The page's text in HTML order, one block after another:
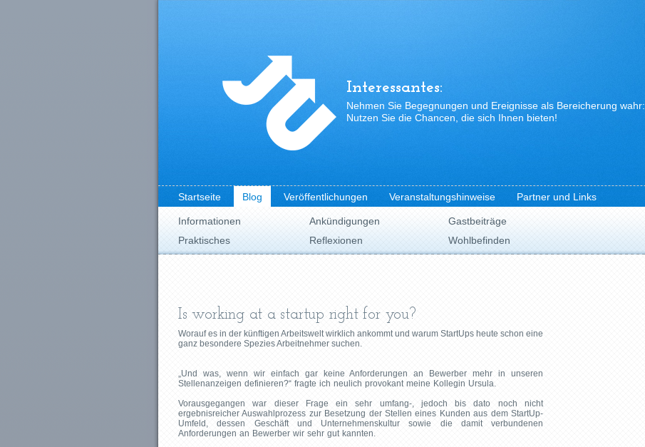
Interessantes:
Nehmen Sie Begegnungen und Ereignisse als Bereicherung wahr:
Nutzen Sie die Chancen, die sich Ihnen bieten!
Startseite Blog
Informationen Ankündigungen
Gastbeiträge
Praktisches
Reflexionen Wohlbefinden
Veröffentlichungen Veranstaltungshinweise Partner und Links
Is working at a startup right for you?
Worauf es in der künftigen Arbeitswelt wirklich ankommt und warum StartUps heute schon eine
ganz besondere Spezies Arbeitnehmer suchen.
„Und was, wenn wir einfach gar keine Anforderungen an Bewerber mehr in unseren
Stellenanzeigen definieren?“ fragte ich neulich provokant meine Kollegin Ursula.
Vorausgegangen war dieser Frage ein sehr umfang-, jedoch bis dato noch nicht
ergebnisreicher Auswahlprozess zur Besetzung der Stellen eines Kunden aus dem StartUp-
Umfeld, dessen Geschäft und Unternehmenskultur sowie die damit verbundenen
Anforderungen an Bewerber wir sehr gut kannten.